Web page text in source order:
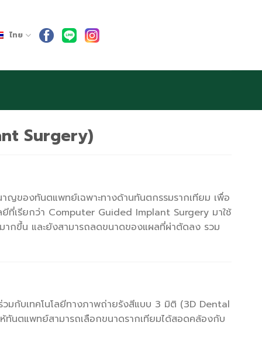
ไทย
Surgery)
ญของทันตแพทย์เฉพาะทางด้านทันตกรรมรากเทียม เพื่อ
ยีที่เรียกว่า Computer Guided Implant Surgery มาใช้
ากขึ้น และยังสามารถลดขนาดของแผลที่ผ่าตัดลง รวม
มกับเทคโนโลยีทางภาพถ่ายรังสีแบบ 3 มิติ (3D Dental
ทันตแพทย์สามารถเลือกขนาดรากเทียมได้สอดคล้องกับ